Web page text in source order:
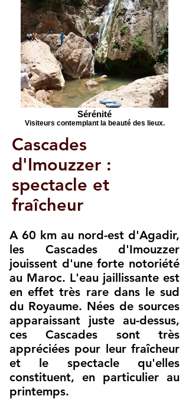
Sérénité
Visiteurs contemplant la beauté des lieux.
Cascades
d'Imouzzer :
spectacle et
fraîcheur
​A 60 km au nord-est d'Agadir,
les Cascades d'Imouzzer
jouissent d'une forte notoriété
au Maroc. L'eau jaillissante est
en effet très rare dans le sud
du Royaume. Nées de sources
apparaissant juste au-dessus,
ces Cascades sont très
appréciées pour leur fraîcheur
et le spectacle qu'elles
constituent, en particulier au
printemps.